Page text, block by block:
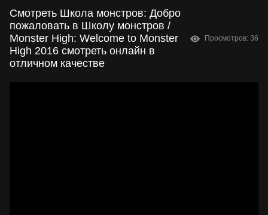
Смотреть Школа монстров: Добро
пожаловать в Школу монстров /
Monster High: Welcome to Monster
High 2016 смотреть онлайн в
отличном качестве
Просмотров: 36